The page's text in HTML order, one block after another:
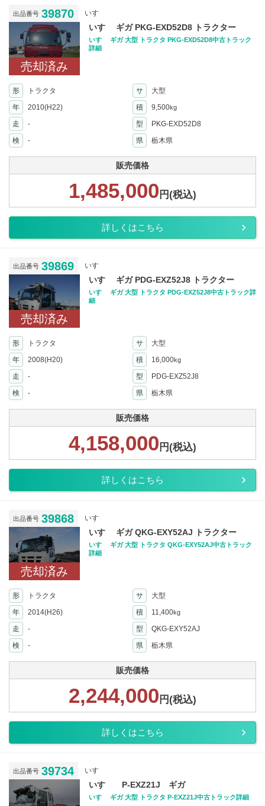
出品番号 39870 いすゞ
売却済み
いすゞ ギガ PKG-EXD52D8 トラクター
いすゞ ギガ 大型 トラクタ PKG-EXD52D8中古トラック
詳細
形 トラクタ サ
大型
年
2010(H22) 積 9,500kg
走 - 型
PKG-EXD52D8
検
- 県 栃木県
販売価格
1,485,000 円(税込)
詳しくはこちら
出品番号 39869 いすゞ
売却済み
いすゞ ギガ PDG-EXZ52J8 トラクター
いすゞ ギガ 大型 トラクタ PDG-EXZ52J8中古トラック詳
細
形 トラクタ サ
大型
年
2008(H20) 積 16,000kg
走 - 型
PDG-EXZ52J8
検
- 県 栃木県
販売価格
4,158,000 円(税込)
詳しくはこちら
出品番号 39868 いすゞ
売却済み
いすゞ ギガ QKG-EXY52AJ トラクター
いすゞ ギガ 大型 トラクタ QKG-EXY52AJ中古トラック
詳細
形 トラクタ サ
大型
年
2014(H26) 積 11,400kg
走 - 型
QKG-EXY52AJ
検
- 県 栃木県
販売価格
2,244,000 円(税込)
詳しくはこちら
出品番号 39734 いすゞ
いすゞ P-EXZ21J ギガ
いすゞ ギガ 大型 トラクタ P-EXZ21J中古トラック詳細